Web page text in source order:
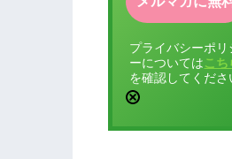
プライバシーポリ
ーについては こち
を確認してくださ